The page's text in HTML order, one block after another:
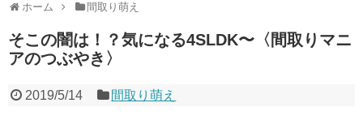
ホーム 間取り萌え
そこの闇は️！？気になる4SLDK〜〈間取りマニ
アのつぶやき〉
2019/5/14 間取り萌え